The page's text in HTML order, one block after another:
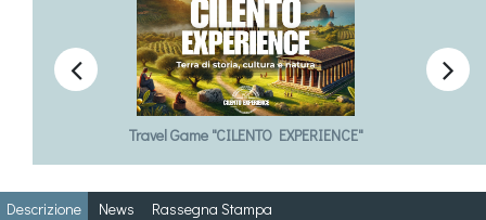
Travel Game "CILENTO EXPERIENCE"
 
Descrizione News Rassegna Stampa